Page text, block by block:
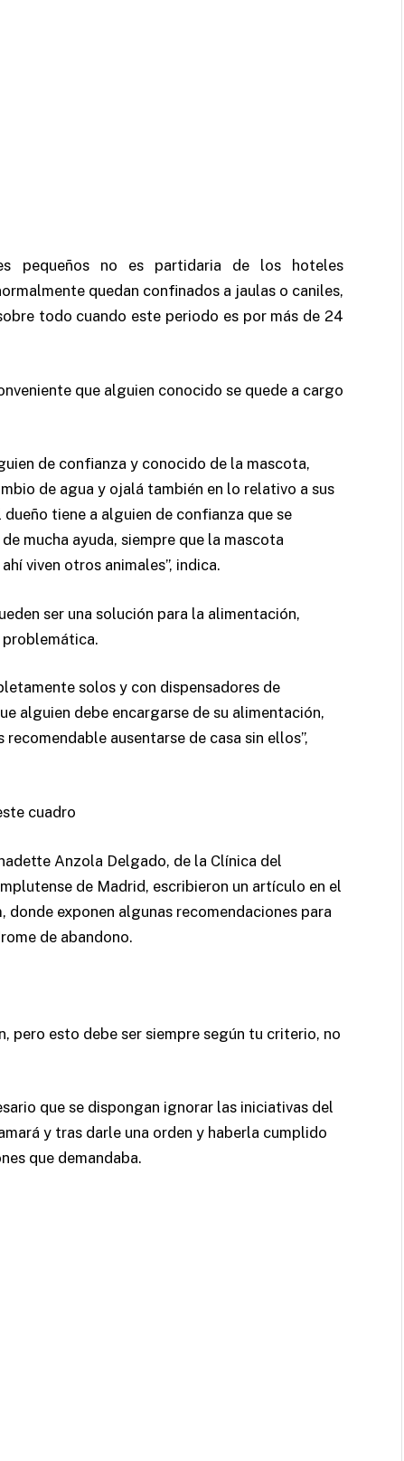
pequeños no es partidaria de los hoteles
quedan confinados a jaulas o caniles,
todo cuando este periodo es por más de 24
que alguien conocido se quede a cargo
de confianza y conocido de la mascota,
de agua y ojalá también en lo relativo a sus
tiene a alguien de confianza que se
mucha ayuda, siempre que la mascota
viven otros animales”, indica.
ser una solución para la alimentación,
problemática.
solos y con dispensadores de
alguien debe encargarse de su alimentación,
ausentarse de casa sin ellos”,
cuadro
Anzola Delgado, de la Clínica del
de Madrid, escribieron un artículo en el
exponen algunas recomendaciones para
de abandono.
pero esto debe ser siempre según tu criterio, no
que se dispongan ignorar las iniciativas del
y tras darle una orden y haberla cumplido
que demandaba.